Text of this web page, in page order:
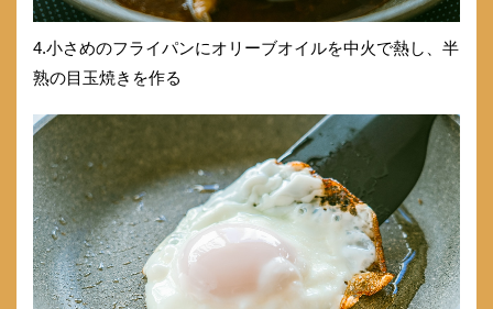
4.小さめのフライパンにオリーブオイルを中火で熱し、半
熟の目玉焼きを作る